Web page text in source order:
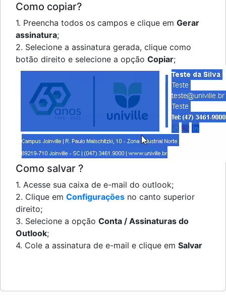
Como copiar?
1. Preencha todos os campos e clique em Gerar
assinatura;
2. Selecione a assinatura gerada, clique como
botão direito e selecione a opção Copiar;
Como salvar ?
1. Acesse sua caixa de e-mail do outlook;
2. Clique em Configurações no canto superior
direito;
3. Selecione a opção Conta / Assinaturas do
Outlook;
4. Cole a assinatura de e-mail e clique em Salvar